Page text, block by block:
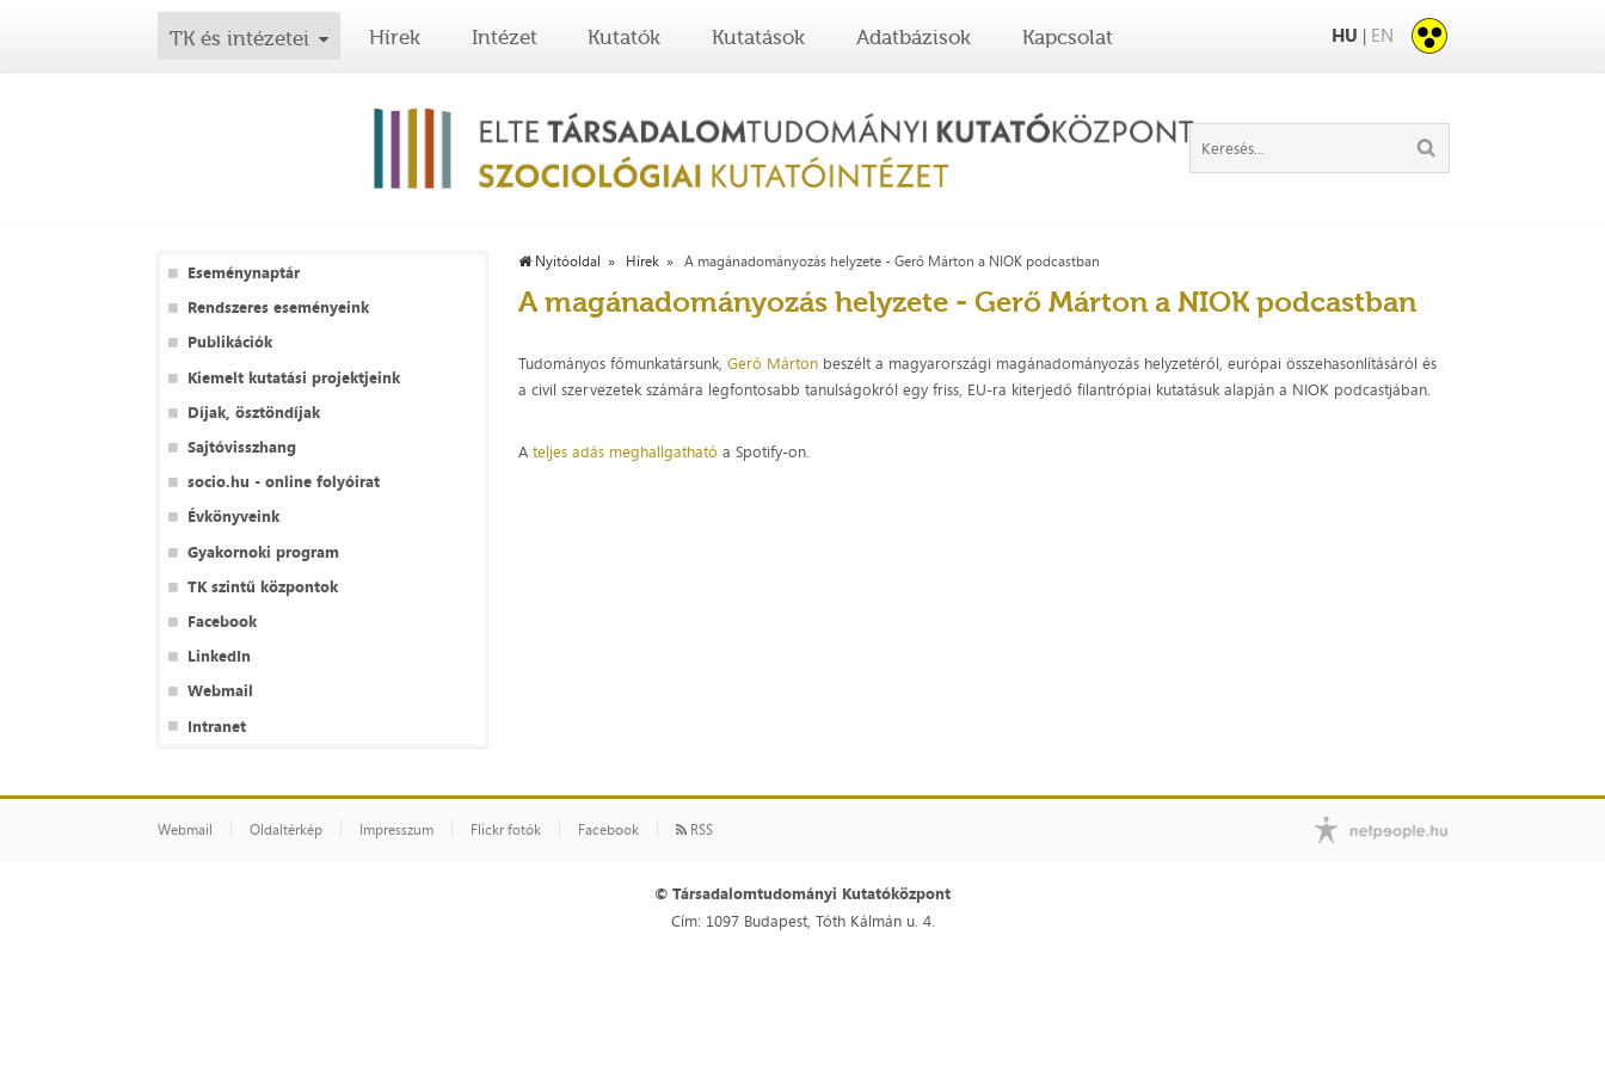
TK és intézetei Hírek Intézet Kutatók Kutatások Adatbázisok Kapcsolat HU | EN
Eseménynaptár
Rendszeres eseményeink
Publikációk
Kiemelt kutatási projektjeink
Díjak, ösztöndíjak
Sajtóvisszhang
socio.hu - online folyóirat
Évkönyveink
Gyakornoki program
TK szintű központok
Facebook
LinkedIn
Webmail
Intranet
Nyitóoldal Hírek A magánadományozás helyzete - Gerő Márton a NIOK podcastban
A magánadományozás helyzete - Gerő Márton a NIOK podcastban
Tudományos főmunkatársunk,Gerő Márton beszélt a magyarországi magánadományozás helyzetéről, európai összehasonlításáról és
a civil szervezetek számára legfontosabb tanulságokról egy friss, EU-ra kiterjedő filantrópiai kutatásuk alapján a NIOK podcastjában.
Ateljes adás meghallgatható a Spotify-on.
Webmail Oldaltérkép Impresszum Flickr fotók Facebook RSS
© Társadalomtudományi Kutatóközpont
Cím: 1097 Budapest, Tóth Kálmán u. 4.